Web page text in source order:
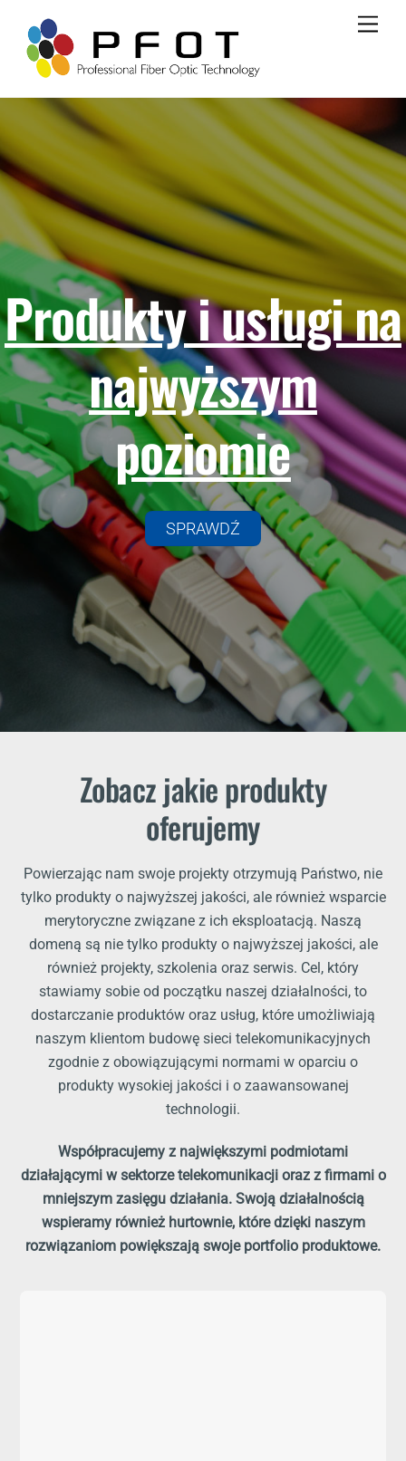
content
Produkty i usługi na
najwyższym
poziomie
SPRAWDŹ
Zobacz jakie produkty
oferujemy
Powierzając nam swoje projekty otrzymują Państwo, nie
tylko produkty o najwyższej jakości, ale również wsparcie
merytoryczne związane z ich eksploatacją. Naszą
domeną są nie tylko produkty o najwyższej jakości, ale
również projekty, szkolenia oraz serwis. Cel, który
stawiamy sobie od początku naszej działalności, to
dostarczanie produktów oraz usług, które umożliwiają
naszym klientom budowę sieci telekomunikacyjnych
zgodnie z obowiązującymi normami w oparciu o
produkty wysokiej jakości i o zaawansowanej
technologii.
Współpracujemy z największymi podmiotami
działającymi w sektorze telekomunikacji oraz z firmami o
mniejszym zasięgu działania. Swoją działalnością
wspieramy również hurtownie, które dzięki naszym
rozwiązaniom powiększają swoje portfolio produktowe.